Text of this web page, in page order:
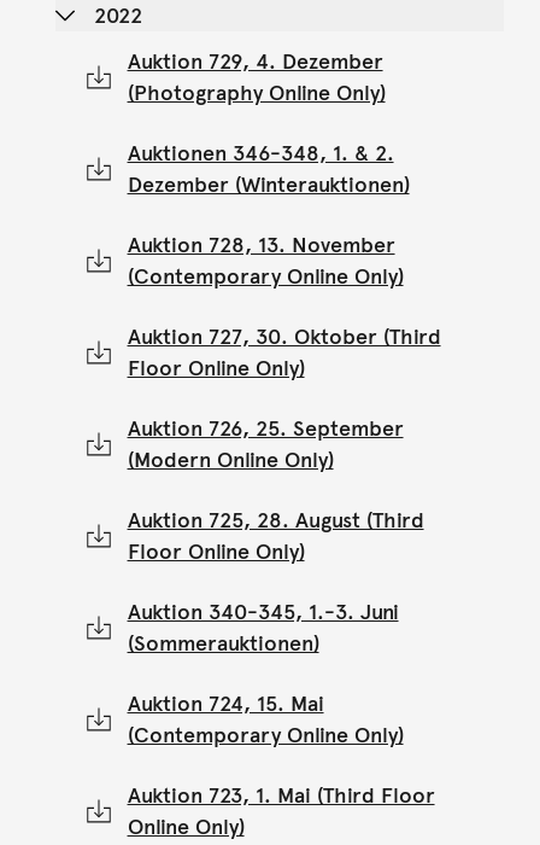
2022
Auktion 729, 4. Dezember
(Photography Online Only)
Auktionen 346-348, 1. & 2.
Dezember (Winterauktionen)
Auktion 728, 13. November
(Contemporary Online Only)
Auktion 727, 30. Oktober (Third
Floor Online Only)
Auktion 726, 25. September
(Modern Online Only)
Auktion 725, 28. August (Third
Floor Online Only)
Auktion 340-345, 1.-3. Juni
(Sommerauktionen)
Auktion 724, 15. Mai
(Contemporary Online Only)
Auktion 723, 1. Mai (Third Floor
Online Only)